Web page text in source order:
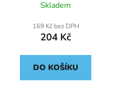
pramen - pro těžší
MORAVA
Skladem
169 Kč bez DPH
204 Kč
DO KOŠÍKU